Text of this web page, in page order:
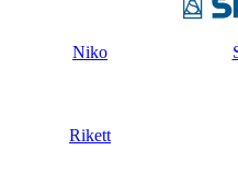
Niko
Rikett